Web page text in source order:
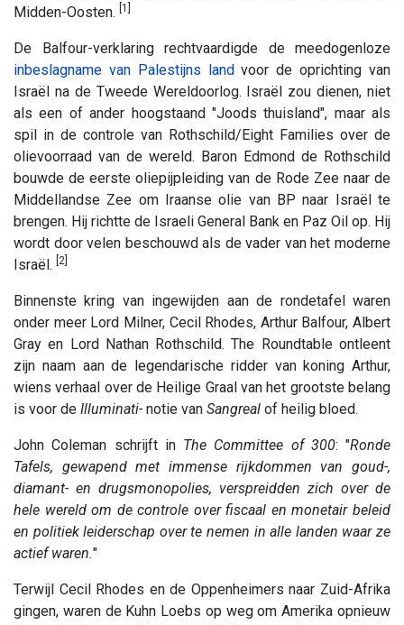
Midden-Oosten.
[1]
De Balfour-verklaring rechtvaardigde de meedogenloze
inbeslagname van Palestijns landvoor de oprichting van
Israël na de Tweede Wereldoorlog. Israël zou dienen, niet
als een of ander hoogstaand "Joods thuisland", maar als
spil in de controle van Rothschild/Eight Families over de
olievoorraad van de wereld. Baron Edmond de Rothschild
bouwde de eerste oliepijpleiding van de Rode Zee naar de
Middellandse Zee om Iraanse olie van BP naar Israël te
brengen. Hij richtte de Israeli General Bank en Paz Oil op. Hij
wordt door velen beschouwd als de vader van het moderne
Israël. [2]
Binnenste kring van ingewijden aan de rondetafel waren
onder meer Lord Milner, Cecil Rhodes, Arthur Balfour, Albert
Gray en Lord Nathan Rothschild. The Roundtable ontleent
zijn naam aan de legendarische ridder van koning Arthur,
wiens verhaal over de Heilige Graal van het grootste belang
is voor de Illuminati- notie van Sangreal of heilig bloed.
John Coleman schrijft in The Committee of 300: "Ronde
Tafels, gewapend met immense rijkdommen van goud-,
diamant- en drugsmonopolies, verspreidden zich over de
hele wereld om de controle over fiscaal en monetair beleid
en politiek leiderschap over te nemen in alle landen waar ze
actief waren."
Terwijl Cecil Rhodes en de Oppenheimers naar Zuid-Afrika
gingen, waren de Kuhn Loebs op weg om Amerika opnieuw